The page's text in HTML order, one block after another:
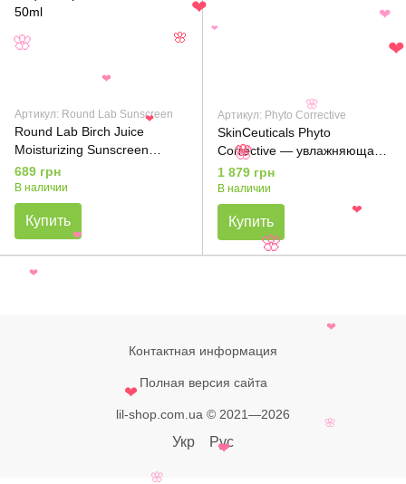
Артикул: Round Lab Sunscreen
Round Lab Birch Juice
Moisturizing Sunscreen
SPF50+ PA++++ —
солнцезащитный крем для
лица с берёзовым соком,
50ml
689 грн
В наличии
Купить
Артикул: Phyto Corrective
SkinCeuticals Phyto
Corrective — увлажняющая
успокаивающая сыворотка с
гиалуроновой кислотой,
15мл
1 879 грн
В наличии
Купить
Контактная информация
Полная версия сайта
lil-shop.com.ua © 2021—2026
Укр Рус
❤
🌸
❤
❤
❤
🌸
❤
❤
❤
❤
❤
❤
🌸
❤
🌸
🌸
🌸
🌸
🌸 ❤